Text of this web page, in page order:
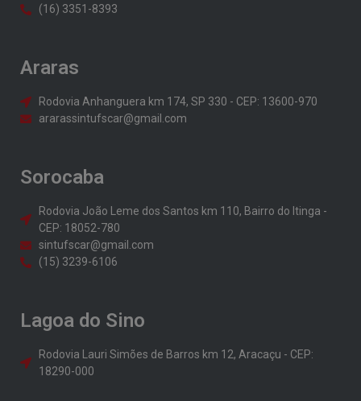
(16) 3351-8393
Araras
Rodovia Anhanguera km 174, SP 330 - CEP: 13600-970
ararassintufscar@gmail.com
Sorocaba
Rodovia João Leme dos Santos km 110, Bairro do Itinga -
CEP: 18052-780
sintufscar@gmail.com
(15) 3239-6106
Lagoa do Sino
Rodovia Lauri Simões de Barros km 12, Aracaçu - CEP:
18290-000